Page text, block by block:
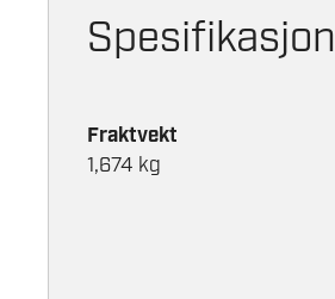
Fraktvekt
1,674 kg